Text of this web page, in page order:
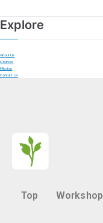
Explore
About Us
Courses
Mission
Contact Us
Top Workshop